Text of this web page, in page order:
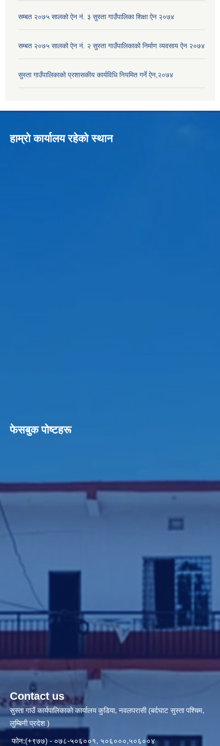
सम्बत २०७५ सालको ऐन नं. ३ सुस्ता गाउँपालिका शिक्षा ऐन २०७४
सम्बत २०७५ सालको ऐन नं. २ सुस्ता गाउँपालिकाको निर्माण व्यवसाय ऐन २०७४
सुस्ता गाउँपालिकाको प्रशासकीय कार्यविधि नियमित गर्ने ऐन,२०७४
हाम्रो कार्यालय रहेको स्थान
फेसबुक पाेष्टहरू
Contact us
सुस्ता गाउँ कार्यपालिकाकाे कार्यालय कुडिया, नवलपरासी (बर्दघाट सुस्ता पश्चिम,
लुम्बिनी प्रदेश )
फोन:(+९७७) - ०७८-५०६००१, ५०६०००,५०६००४